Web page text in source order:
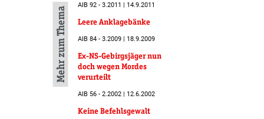
Mehr zum Thema
AIB 92 - 3.2011 | 14.9.2011
Leere Anklagebänke
AIB 84 - 3.2009 | 18.9.2009
Ex-NS-Gebirgsjäger nun
doch wegen Mordes
verurteilt
AIB 56 - 2.2002 | 12.6.2002
Keine Befehlsgewalt